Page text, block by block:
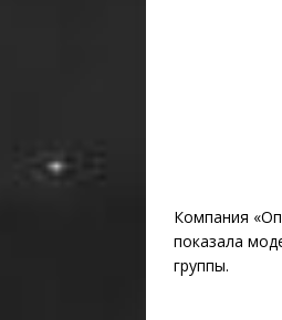
Компания
показала
группы.